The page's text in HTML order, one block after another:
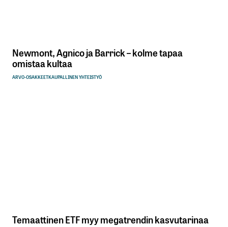
Newmont, Agnico ja Barrick – kolme tapaa
omistaa kultaa
ARVO-OSAKKEETKAUPALLINEN YHTEISTYÖ
Temaattinen ETF myy megatrendin kasvutarinaa